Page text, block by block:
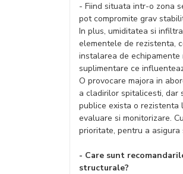
- Fiind situata intr-o zona
pot compromite grav
In plus, umiditatea si
elementele de rezistenta,
instalarea de
suplimentare ce
O provocare majora in
a cladirilor spitalicesti, dar
publice exista o rezistenta
evaluare si monitorizare.
prioritate, pentru a
- Care sunt
structurale?